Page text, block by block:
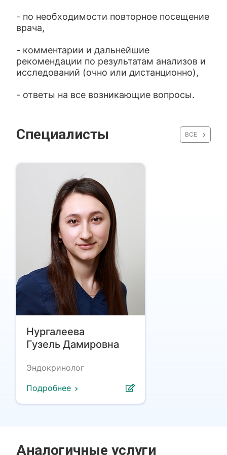
- по необходимости повторное посещение
врача,
- комментарии и дальнейшие
рекомендации по результатам анализов и
исследований (очно или дистанционно),
- ответы на все возникающие вопросы.
Специалисты ВСЕ
Нургалеева
Гузель Дамировна
Эндокринолог
Подробнее
Аналогичные услуги